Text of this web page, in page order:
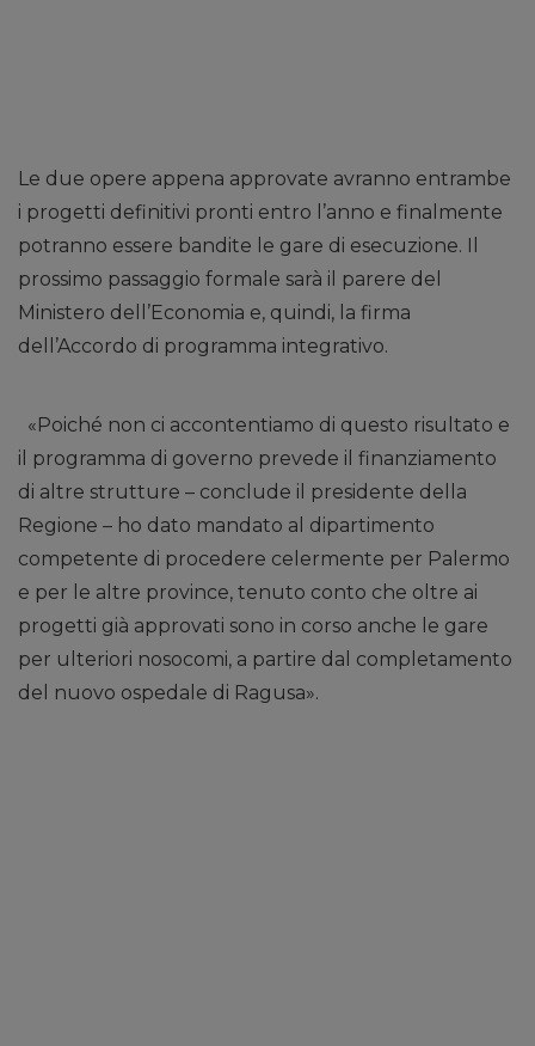
Le due opere appena approvate avranno entrambe
i progetti definitivi pronti entro l’anno e finalmente
potranno essere bandite le gare di esecuzione. Il
prossimo passaggio formale sarà il parere del
Ministero dell’Economia e, quindi, la firma
dell’Accordo di programma integrativo.
«Poiché non ci accontentiamo di questo risultato e
il programma di governo prevede il finanziamento
di altre strutture – conclude il presidente della
Regione – ho dato mandato al dipartimento
competente di procedere celermente per Palermo
e per le altre province, tenuto conto che oltre ai
progetti già approvati sono in corso anche le gare
per ulteriori nosocomi, a partire dal completamento
del nuovo ospedale di Ragusa».